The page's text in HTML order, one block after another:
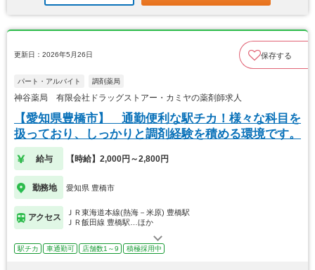
更新日：2026年5月26日 保存する
パート・アルバイト 調剤薬局
神谷薬局 有限会社ドラッグストアー・カミヤの薬剤師求人
【愛知県豊橋市】 通勤便利な駅チカ！様々な科目を
扱っており、しっかりと調剤経験を積める環境です。
給与 【時給】2,000円～2,800円
勤務地 愛知県 豊橋市
アクセス
ＪＲ東海道本線(熱海－米原) 豊橋駅
ＪＲ飯田線 豊橋駅…ほか
駅チカ 車通勤可 店舗数1～9 積極採用中